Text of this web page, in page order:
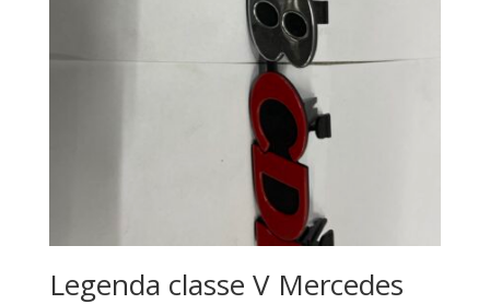
Legenda classe V Mercedes